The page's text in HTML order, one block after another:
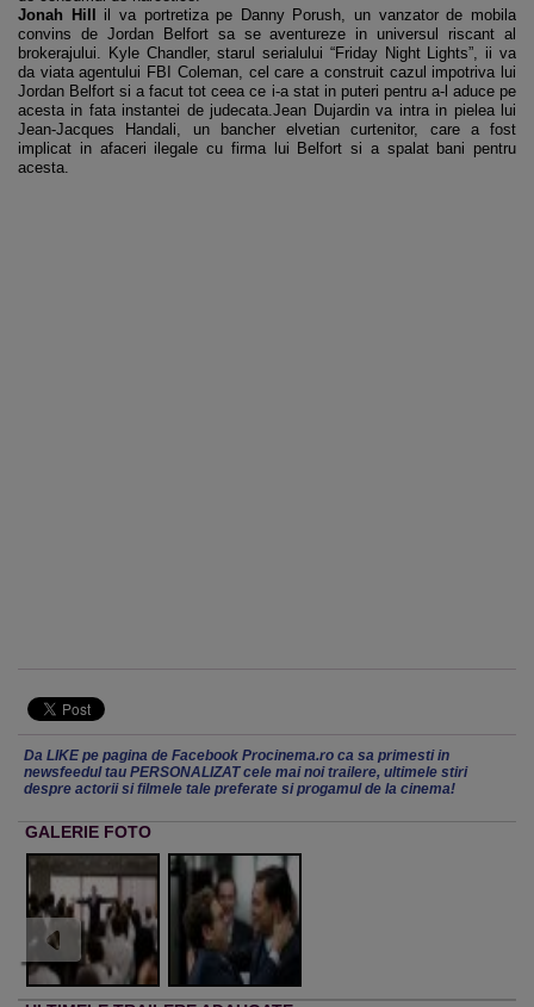
Jonah Hill il va portretiza pe Danny Porush, un vanzator de mobila
convins de Jordan Belfort sa se aventureze in universul riscant al
brokerajului. Kyle Chandler, starul serialului “Friday Night Lights”, ii va
da viata agentului FBI Coleman, cel care a construit cazul impotriva lui
Jordan Belfort si a facut tot ceea ce i-a stat in puteri pentru a-l aduce pe
acesta in fata instantei de judecata.Jean Dujardin va intra in pielea lui
Jean-Jacques Handali, un bancher elvetian curtenitor, care a fost
implicat in afaceri ilegale cu firma lui Belfort si a spalat bani pentru
acesta.
Da LIKE pe pagina de Facebook Procinema.ro ca sa primesti in
newsfeedul tau PERSONALIZAT cele mai noi trailere, ultimele stiri
despre actorii si filmele tale preferate si progamul de la cinema!
GALERIE FOTO